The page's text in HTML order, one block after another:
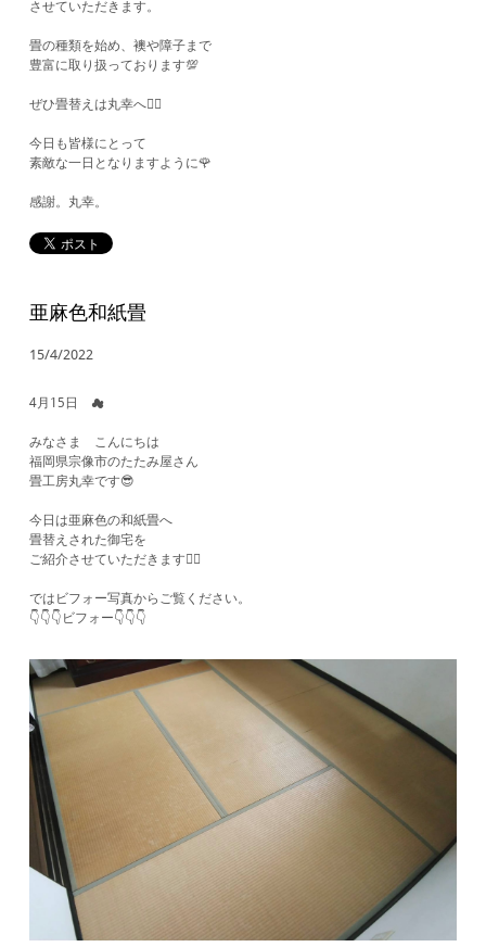
させていただきます。
畳の種類を始め、襖や障子まで
豊富に取り扱っております💯
ぜひ畳替えは丸幸へ🙋‍♂️
今日も皆様にとって
素敵な一日となりますように🌹
​感謝。丸幸。
亜麻色和紙畳
15/4/2022
4月15日 ☁
みなさま こんにちは
福岡県宗像市のたたみ屋さん
畳工房丸幸です😎
今日は亜麻色の和紙畳へ
畳替えされた御宅を
ご紹介させていただきます💁‍♀️
ではビフォー写真からご覧ください。
​👇👇👇ビフォー👇👇👇